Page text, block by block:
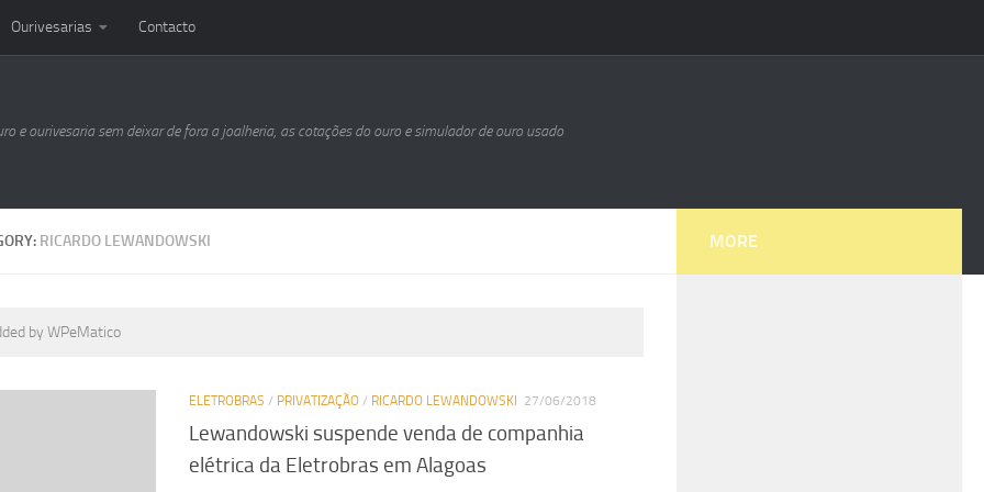
Ourivesarias Contacto
e ourivesaria sem deixar de fora a joalheria, as cotações do ouro e simulador de ouro usado
RICARDO LEWANDOWSKI
by WPeMatico
ELETROBRAS / PRIVATIZAÇÃO / RICARDO LEWANDOWSKI 27/06/2018
Lewandowski suspende venda de companhia
elétrica da Eletrobras em Alagoas
MORE